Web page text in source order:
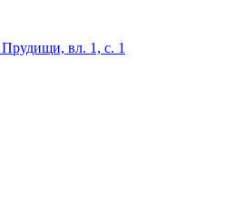
вл. 1, с. 1